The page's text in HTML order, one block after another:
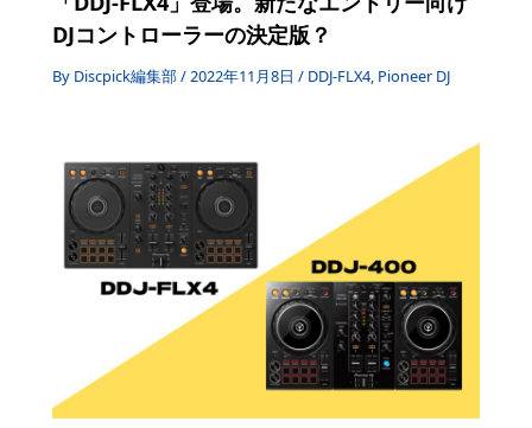
DJコントローラーの決定版？
By Discpick編集部/ 2022年11月8日/ DDJ-FLX4 Pioneer DJ